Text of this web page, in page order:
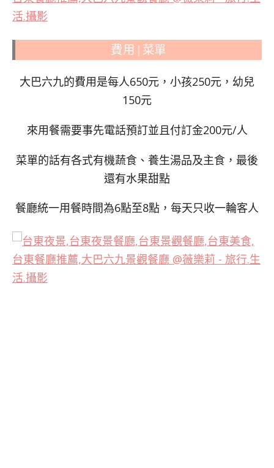
費用 | 菜單
大巴六九的費用是每人650元，小孩250元，幼兒
150元
來用餐需要事先電話預訂並且付訂金200元/人
菜單的話有各式有機蔬食、養生湯品及主食，最後
還有水果甜點
餐廳統一用餐時間為6點至8點，每天只收一輪客人